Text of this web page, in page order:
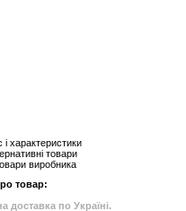
характеристики
товари
виробника
товар:
доставка по Україні.